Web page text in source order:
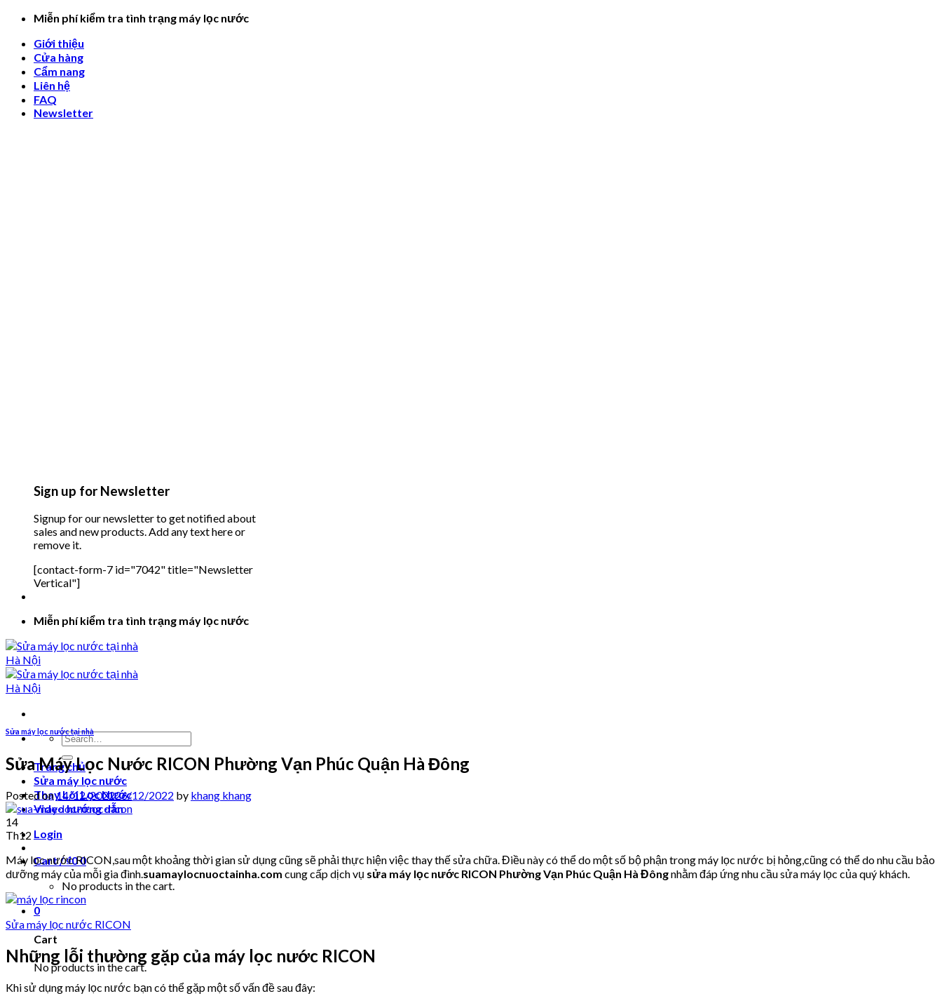
Skip
content
Miễn phí kiểm tra tình trạng máy lọc nước
Giới thiệu
Cửa hàng
Cẩm nang
Liên hệ
FAQ
Newsletter
Sign up for Newsletter
Signup for our newsletter to get notified about
sales and new products. Add any text here or
remove it.
[contact-form-7 id="7042" title="Newsletter
Vertical"]
Miễn phí kiểm tra tình trạng máy lọc nước
Search
for:
Trang chủ
Sửa máy lọc nước
Thay Lõi Lọc Nước
Video hướng dẫn
Login
Cart /₫00
No products in the cart.
0
Cart
No products in the cart.
Sửa máy lọc nước tại nhà
Sửa Máy Lọc Nước RICON Phường Vạn Phúc Quận Hà Đông
Posted on14/12/202226/12/2022 by khang khang
14
Th12
Máy lọc nước RICON,sau một khoảng thời gian sử dụng cũng sẽ phải thực hiện việc thay thế sửa chữa. Điều này có thể do một số bộ phận trong máy lọc nước bị hỏng,cũng có thể do nhu cầu bảo
dưỡng máy của mỗi gia đình.suamaylocnuoctainha.com cung cấp dịch vụ sửa máy lọc nước RICON Phường Vạn Phúc Quận Hà Đôngnhằm đáp ứng nhu cầu sửa máy lọc của quý khách.
Sửa máy lọc nước RICON
Những lỗi thường gặp của máy lọc nước RICON
Khi sử dụng máy lọc nước bạn có thể gặp một số vấn đề sau đây: